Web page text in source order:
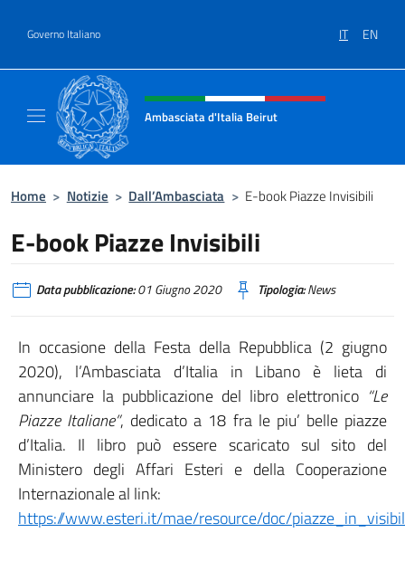
Governo Italiano IT EN
Intestazione sito, social e menù
Ambasciata d'Italia Beirut
Home > Notizie > Dall’Ambasciata > E-book Piazze Invisibili
E-book Piazze Invisibili
Data pubblicazione:01 Giugno 2020 Tipologia:News
In occasione della Festa della Repubblica (2 giugno
2020), l’Ambasciata d’Italia in Libano è lieta di
annunciare la pubblicazione del libro elettronico “Le
Piazze Italiane”, dedicato a 18 fra le piu’ belle piazze
d’Italia. Il libro può essere scaricato sul sito del
Ministero degli Affari Esteri e della Cooperazione
Internazionale al link:
https://www.esteri.it/mae/resource/doc/